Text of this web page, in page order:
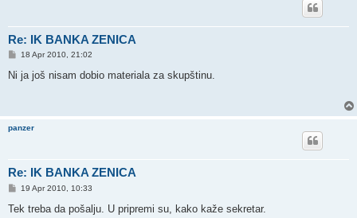
Re: IK BANKA ZENICA
P
s
18 Apr 2010, 21:02
Ni ja još nisam dobio materiala za skupštinu.
panzer
Re: IK BANKA ZENICA
P
s
19 Apr 2010, 10:33
Tek treba da pošalju. U pripremi su, kako kaže sekretar.